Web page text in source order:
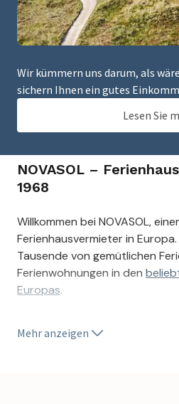
Wir kümmern uns darum, als
sichern Ihnen ein gutes
Lesen Sie
NOVASOL –
1968
Willkommen bei NOVASOL,
Ferienhausvermieter in
Tausende von gemütlichen
Ferienwohnungen in den
Europas.
Dezember 1968 von Frederik
Mehr anzeigen